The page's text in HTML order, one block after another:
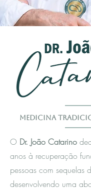
Medicina
O Dr. João Catarino
anos à recuperação
pessoas com sequelas
desenvolvendo uma